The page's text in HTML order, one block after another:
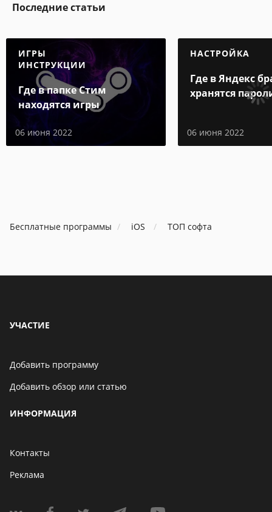
Последние статьи
ИГРЫ
ИНСТРУКЦИИ
Где в папке Стим
находятся игры
06 июня 2022
НАСТРОЙКА
Где в Яндекс
хранятся
06 июня 2022
Бесплатные программы iOS ТОП софта
УЧАСТИЕ
Добавить программу
Добавить обзор или статью
ИНФОРМАЦИЯ
Контакты
Реклама